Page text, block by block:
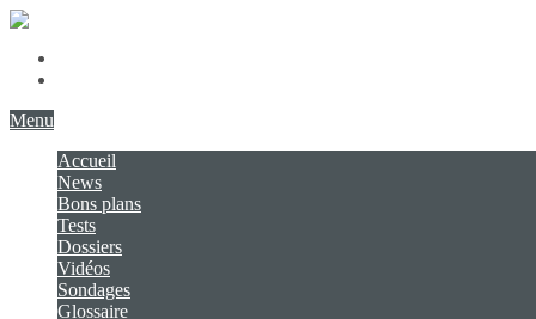
Menu
Accueil
News
Bons plans
Tests
Dossiers
Vidéos
Sondages
Glossaire